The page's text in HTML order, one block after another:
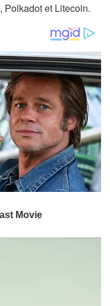
Polkadot et Litecoin.